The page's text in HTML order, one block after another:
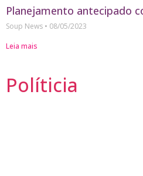
Planejamento antecipado
Soup News
08/05/2023
Leia mais
Políticia